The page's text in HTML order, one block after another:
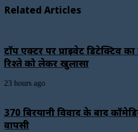
Related Articles
टॉप एक्टर पर प्राइवेट डिटेक्टिव
रिश्ते को लेकर खुलासा
23 hours ago
₹370 बिरयानी विवाद के बाद
वापसी